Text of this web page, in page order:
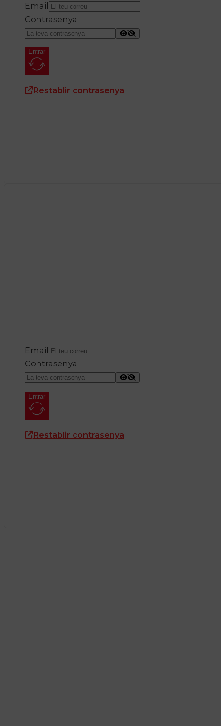
Email
Contrasenya
Entrar
Restablir contrasenya
Email
Contrasenya
Entrar
Restablir contrasenya